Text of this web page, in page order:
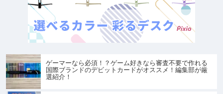
ゲーマーなら必須！？ゲーム好きなら審査不要で作れる
国際ブランドのデビットカードがオススメ！編集部が厳
選紹介！